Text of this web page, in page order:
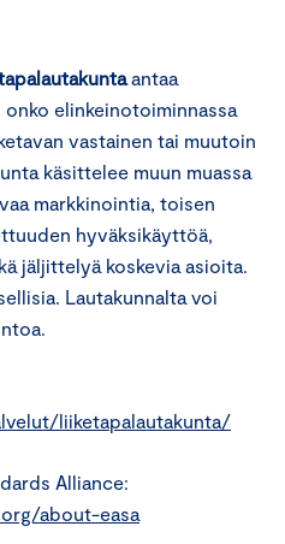
antaa
elinkeinotoiminnassa
vastainen tai muutoin
käsittelee muun muassa
markkinointia, toisen
hyväksikäyttöä,
jäljittelyä koskevia asioita.
Lautakunnalta voi
liiketapalautakunta/
Alliance:
about-easa